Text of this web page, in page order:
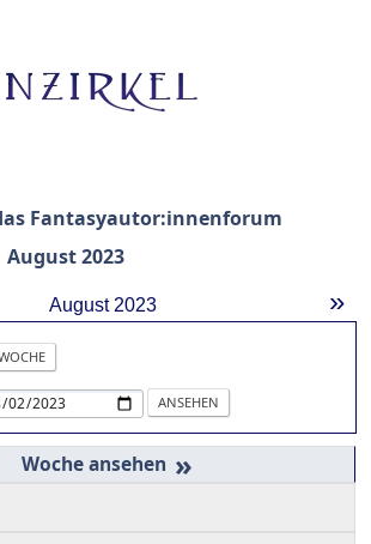
Fantasyautor:innenforum
August 2023
»
August 2023
»